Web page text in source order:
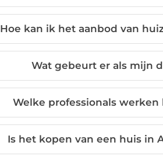
Hoe kan ik het aanbod van
Wat gebeurt er als mijn
Welke professionals
Is het kopen van een huis in